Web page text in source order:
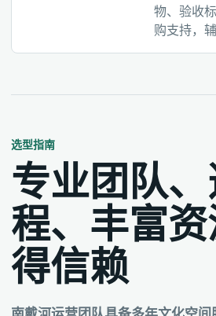
物、验收
购支持，
选型指南
专业团队
程、丰富
得信赖